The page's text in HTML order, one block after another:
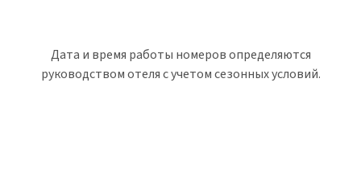
Дата и время работы номеров определяются
руководством отеля с учетом сезонных условий.